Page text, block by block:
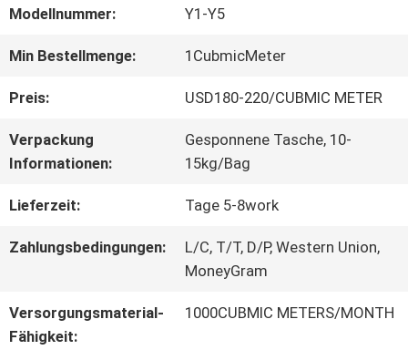
WERKSBESICHTIGUNG
QUALITÄTSKONTROLLE
KONTAKT
MIT
UNS
BITTE UM
Modellnummer: Y1-Y5
Min Bestellmenge: 1CubmicMeter
Preis: USD180-220/CUBMIC METER
Verpackung
Informationen:
Gesponnene Tasche, 10-
15kg/Bag
Lieferzeit: Tage 5-8work
Zahlungsbedingungen:
L/C, T/T, D/P, Western Union,
MoneyGram
Versorgungsmaterial-
Fähigkeit:
1000CUBMIC METERS/MONTH